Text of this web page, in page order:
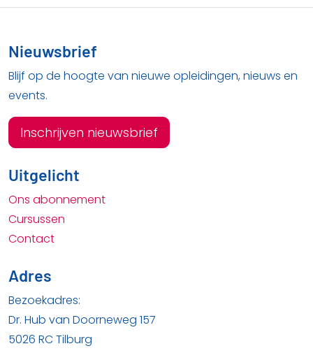
Nieuwsbrief
Blijf op de hoogte van nieuwe opleidingen, nieuws en
events.
Inschrijven nieuwsbrief
Uitgelicht
Ons abonnement
Cursussen
Contact
Adres
Bezoekadres:
Dr. Hub van Doorneweg 157
5026 RC Tilburg